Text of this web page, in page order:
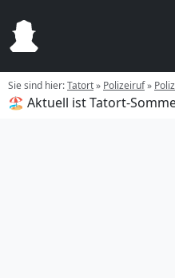
Sie sind hier:Tatort» Polizeiruf»
🏖️ Aktuell ist Tatort-